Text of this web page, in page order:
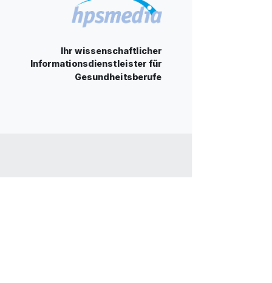
Ihr wissenschaftlicher
Informationsdienstleister für
Gesundheitsberufe